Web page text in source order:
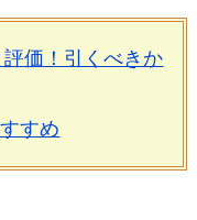
価！引くべきか
すめ